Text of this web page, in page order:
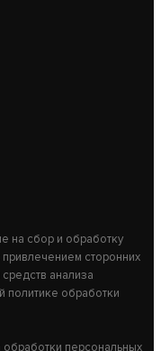
на сбор и обработку
сторонних
анализа
политике обработки
обработки персональных